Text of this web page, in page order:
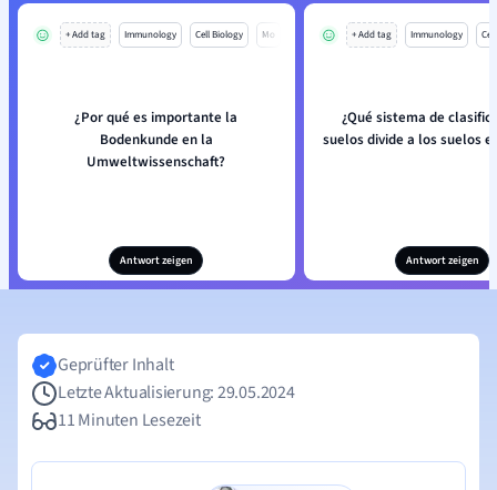
+ Add tag Immunology Cell Biology Mo
¿Por qué es importante la
Bodenkunde en la
Umweltwissenschaft?
Antwort zeigen
+ Add tag Immunology
¿Qué sistema de
suelos divide a los suelos
Antwort zeigen
Geprüfter Inhalt
Letzte Aktualisierung: 29.05.2024
11 Minuten Lesezeit